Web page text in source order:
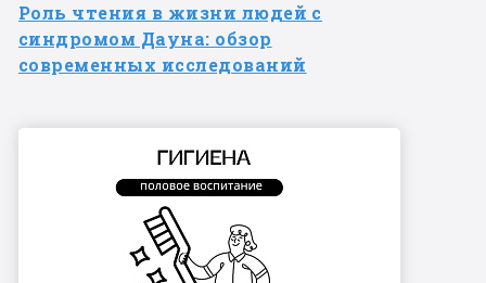
Роль чтения в жизни людей с
синдромом Дауна: обзор
современных исследований